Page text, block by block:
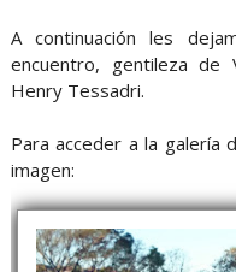
A continuación les
encuentro, gentileza de
Henry Tessadri.
Para acceder a la galería
imagen: